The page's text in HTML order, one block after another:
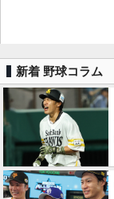
新着 野球コラム